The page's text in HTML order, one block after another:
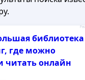
библиотека
где можно
читать онлайн